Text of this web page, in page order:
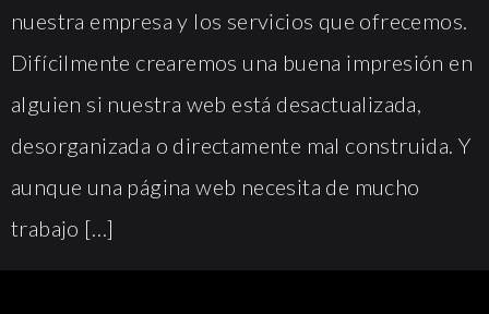
nuestra empresa y los servicios que ofrecemos.
Difícilmente crearemos una buena impresión en
alguien si nuestra web está desactualizada,
desorganizada o directamente mal construida. Y
aunque una página web necesita de mucho
trabajo […]